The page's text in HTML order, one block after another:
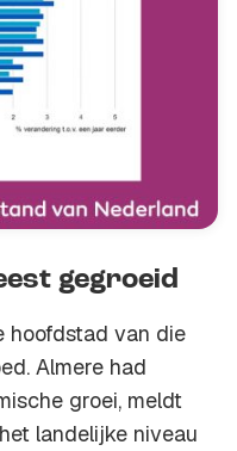
gegroeid
hoofdstad van die
Almere had
groei, meldt
landelijke niveau